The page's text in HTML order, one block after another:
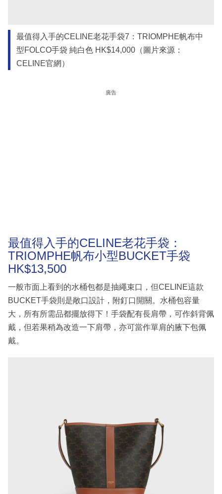
最值得入手的CELINE老花手袋7：TRIOMPHE帆布中
型FOLCO手袋 純白色 HK$14,000（圖片來源：
CELINE官網）
廣告
最值得入手的CELINE老花手袋：
TRIOMPHE帆布小型BUCKET手袋
HK$13,500
一般市面上看到的水桶包都是抽繩束口，但CELINE這款
BUCKET手袋則是敞口設計，附釘口開關。水桶包容量
大，所有所需品都擺放得下！手袋配有長肩帶，可作斜背佩
戴，但若果稍為改造一下肩帶，亦可當作單肩的腋下包佩
戴。